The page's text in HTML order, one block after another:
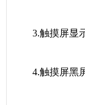
3.触摸屏显示
4.触摸屏黑屏